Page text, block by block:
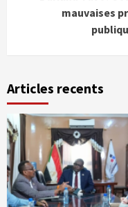
mauvaises
Articles recents